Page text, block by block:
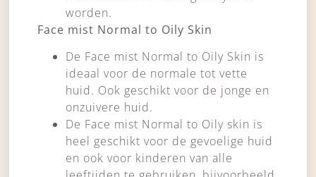
worden.
Face mist Normal to Oily Skin
De Face mist Normal to Oily Skin is
ideaal voor de normale tot vette
huid. Ook geschikt voor de jonge en
onzuivere huid.
De Face mist Normal to Oily skin is
heel geschikt voor de gevoelige huid
en ook voor kinderen van alle